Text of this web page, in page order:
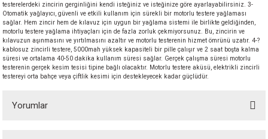
testerelerdeki zincirin gerginliğini kendi isteğiniz ve isteğinize göre ayarlayabilirsiniz. 3-
Otomatik yağlayıcı, güvenli ve etkili kullanım için sürekli bir motorlu testere yağlaması
sağlar. Hem zincir hem de kılavuz için uygun bir yağlama sistemi ile birlikte geldiğinden,
motorlu testere yağlama ihtiyaçları için de fazla zorluk çekmiyorsunuz. Bu, zincirin ve
kılavuzun aşınmasını ve yırtılmasını azaltır ve motorlu testerenin hizmet ömrünü uzatır. 4-?
kablosuz zincirli testere, 5000mah yüksek kapasiteli bir pille çalışır ve 2 saat boşta kalma
süresi ve ortalama 40-50 dakika kullanım süresi sağlar. Gerçek çalışma süresi motorlu
testerenin gerçek kesim tesisi tipine bağlı olacaktır. Motorlu testere aküsü, elektrikli zincirli
testereyi orta bahçe veya çiftlik kesimi için destekleyecek kadar güçlüdür.
Yorumlar